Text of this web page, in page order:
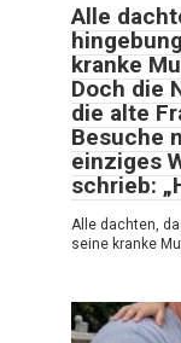
Alle
kranke
Doch die
die alte
Besuche
einziges
schrieb:
Alle dachten,
seine kranke